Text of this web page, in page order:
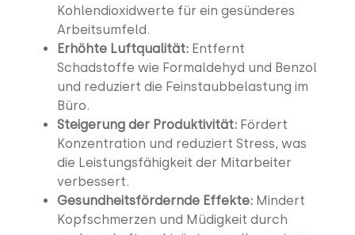
Kohlendioxidwerte für ein gesünderes
Arbeitsumfeld.
Erhöhte Luftqualität: Entfernt
Schadstoffe wie Formaldehyd und Benzol
und reduziert die Feinstaubbelastung im
Büro.
Steigerung der Produktivität: Fördert
Konzentration und reduziert Stress, was
die Leistungsfähigkeit der Mitarbeiter
verbessert.
Gesundheitsfördernde Effekte: Mindert
Kopfschmerzen und Müdigkeit durch